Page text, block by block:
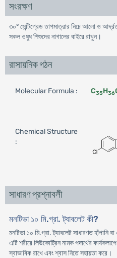
সংরক্ষণ
৩০° সেন্টিগ্রেড তাপমাত্রার নিচে আলো ও
সকল ওষুধ শিশুদের নাগালের বাইরে রাখুন।
রাসায়নিক গঠন
Molecular Formula : C35H36
Chemical Structure
:
সাধারণ প্রশ্নাবলী
মনটিভা ১০ মি.গ্রা. ট্যাবলেট কী?
মনটিভা ১০ মি.গ্রা. ট্যাবলেট সাধারণত হাঁপানি
এটি শরীরে লিউকোট্রিন নামক পদার্থের
স্বাভাবিক রাখে এবং শ্বাস নিতে সহায়তা করে।